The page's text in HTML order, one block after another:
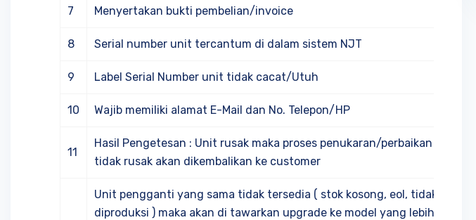
7 Menyertakan bukti pembelian/invoice
8 Serial number unit tercantum di dalam sistem NJT
9 Label Serial Number unit tidak cacat/Utuh
10 Wajib memiliki alamat E-Mail dan No. Telepon/HP
11
Hasil Pengetesan : Unit rusak maka proses penukaran/perbaikan dan unit
tidak rusak akan dikembalikan ke customer
Unit pengganti yang sama tidak tersedia ( stok kosong, eol, tidak
diproduksi ) maka akan di tawarkan upgrade ke model yang lebih tinggi (